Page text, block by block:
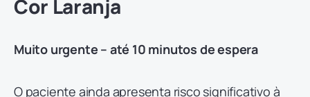
Cor Laranja
Muito urgente – até 10 minutos de espera
O paciente ainda apresenta risco significativo à